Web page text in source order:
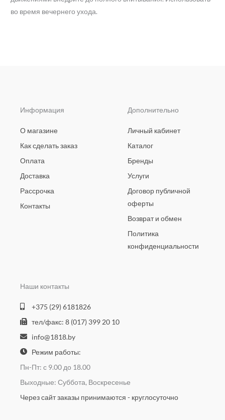
во время вечернего ухода.
Информация
О магазине
Как сделать заказ
Оплата
Доставка
Рассрочка
Контакты
Дополнительно
Личный кабинет
Каталог
Бренды
Услуги
Договор публичной
оферты
Возврат и обмен
Политика
конфиденциальности
Наши контакты
+375 (29) 6181826
тел/факс: 8 (017) 399 20 10
info@1818.by
Режим работы:
Пн-Пт: с 9.00 до 18.00
Выходные: Суббота, Воскресенье
Через сайт заказы принимаются - круглосуточно